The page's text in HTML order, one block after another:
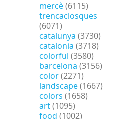
mercè(6115)
trencaclosques
(6071)
catalunya (3730)
catalonia (3718)
colorful (3580)
barcelona (3156)
color(2271)
landscape(1667)
colors (1658)
art(1095)
food (1002)